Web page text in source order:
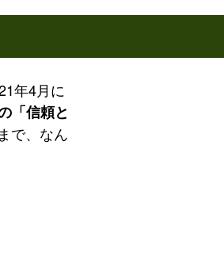
年4月に
「信頼と
で、なん